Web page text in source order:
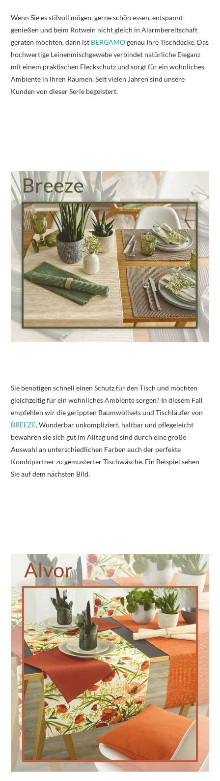
Wenn Sie es stilvoll mögen, gerne schön essen, entspannt
genießen und beim Rotwein nicht gleich in Alarmbereitschaft
geraten möchten, dann ist BERGAMOgenau Ihre Tischdecke. Das
hochwertige Leinenmischgewebe verbindet natürliche Eleganz
mit einem praktischen Fleckschutz und sorgt für ein wohnliches
Ambiente in Ihren Räumen. Seit vielen Jahren sind unsere
Kunden von dieser Serie begeistert.
Sie benötigen schnell einen Schutz für den Tisch und möchten
gleichzeitig für ein wohnliches Ambiente sorgen? In diesem Fall
empfehlen wir die gerippten Baumwollsets und Tischläufer von
BREEZE. Wunderbar unkompliziert, haltbar und pflegeleicht
bewähren sie sich gut im Alltag und sind durch eine große
Auswahl an unterschiedlichen Farben auch der perfekte
Kombipartner zu gemusterter Tischwäsche. Ein Beispiel sehen
Sie auf dem nächsten Bild.